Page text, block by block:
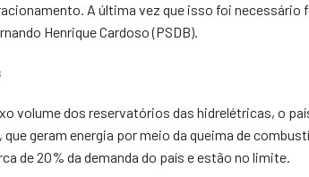
A última vez que isso foi necessário
Henrique Cardoso (PSDB).
volume dos reservatórios das hidrelétricas, o
geram energia por meio da queima de
de 20% da demanda do país e estão no limite.